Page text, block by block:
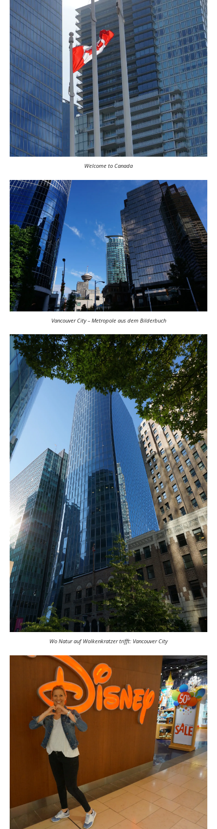
Welcome to Canada
Vancouver City – Metropole aus dem Bilderbuch
Wo Natur auf Wolkenkratzer trifft: Vancouver City